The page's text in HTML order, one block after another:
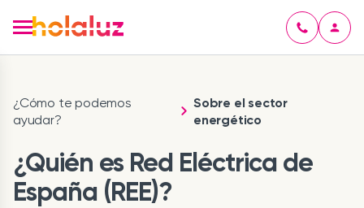
¿Cómo te podemos
ayudar?
Sobre el sector
energético
¿Quién es Red Eléctrica de
España (REE)?